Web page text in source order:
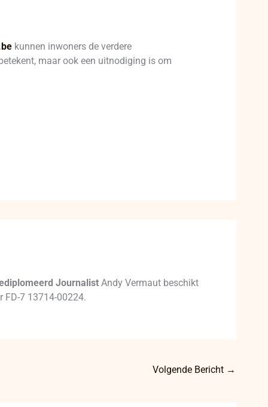
kunnen inwoners de verdere
maar ook een uitnodiging is om
Journalist Andy Vermaut beschikt
FD-7 13714-00224.
Volgende Bericht →